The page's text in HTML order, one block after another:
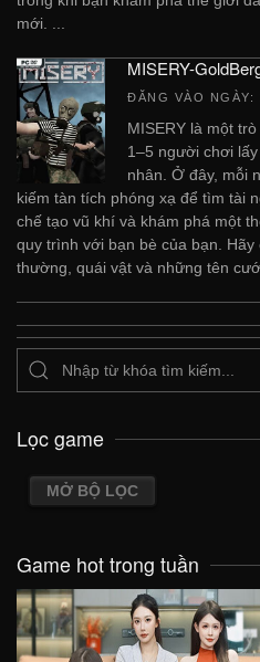
mới. ...
MISERY-
ĐĂNG VÀO NGÀY:
MISERY là một
1–5 người chơi
nhân. Ở đây, mỗi
kiếm tàn tích phóng xạ để tìm tài
chế tạo vũ khí và khám phá một
quy trình với bạn bè của bạn.
thường, quái vật và những tên
Lọc game
MỞ BỘ LỌC
Game hot trong tuần